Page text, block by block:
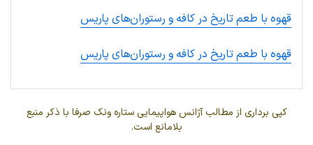
قهوه با طعم تاریخ در کافه و رستوران‌های پاریس
قهوه با طعم تاریخ در کافه و رستوران‌های پاریس
کپی برداری از مطالب آژانس هواپیمایی ستاره ونک صرفا با ذکر منبع
بلامانع است.